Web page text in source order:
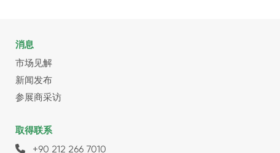
消息
市场见解
新闻发布
参展商采访
取得联系
+90 212 266 7010